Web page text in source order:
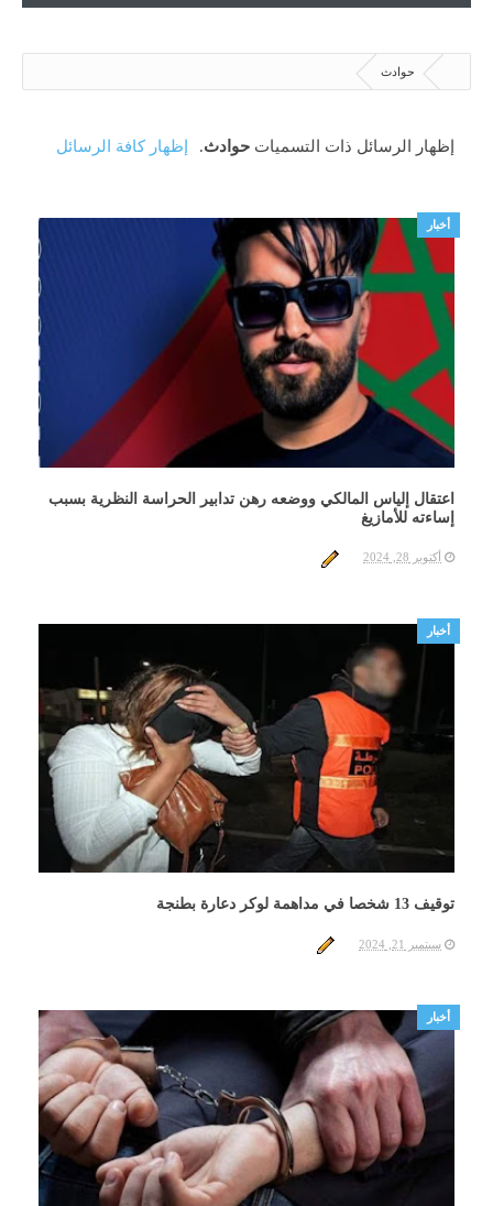
حوادث
‏إظهار الرسائل ذات التسميات حوادث. إظهار كافة الرسائل
اعتقال إلياس المالكي ووضعه رهن تدابير الحراسة النظرية بسبب
إساءته للأمازيغ
أخبار
أكتوبر 28, 2024
توقيف 13 شخصا في مداهمة لوكر دعارة بطنجة
أخبار
سبتمبر 21, 2024
أخبار